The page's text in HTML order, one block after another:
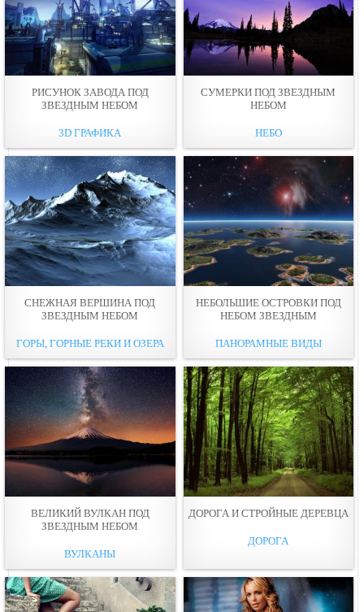
РИСУНОК ЗАВОДА ПОД
ЗВЕЗДНЫМ НЕБОМ
3D ГРАФИКА
СУМЕРКИ ПОД ЗВЕЗДНЫМ
НЕБОМ
НЕБО
СНЕЖНАЯ ВЕРШИНА ПОД
ЗВЕЗДНЫМ НЕБОМ
ГОРЫ, ГОРНЫЕ РЕКИ И ОЗЕРА
НЕБОЛЬШИЕ ОСТРОВКИ ПОД
НЕБОМ ЗВЕЗДНЫМ
ПАНОРАМНЫЕ ВИДЫ
ВЕЛИКИЙ ВУЛКАН ПОД
ЗВЕЗДНЫМ НЕБОМ
ВУЛКАНЫ
ДОРОГА И СТРОЙНЫЕ ДЕРЕВЦА
ДОРОГА